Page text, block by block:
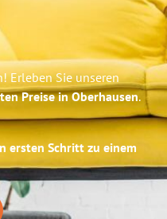
Erleben Sie unseren
Preise in Oberhausen.
ersten Schritt zu einem